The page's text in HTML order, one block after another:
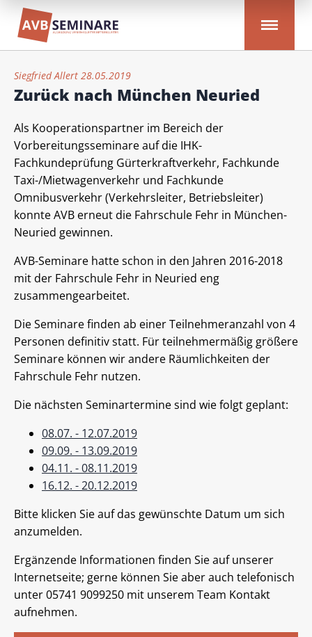
Siegfried Allert 28.05.2019
Zurück nach München Neuried
Als Kooperationspartner im Bereich der
Vorbereitungsseminare auf die IHK-
Fachkundeprüfung Gürterkraftverkehr, Fachkunde
Taxi-/Mietwagenverkehr und Fachkunde
Omnibusverkehr (Verkehrsleiter, Betriebsleiter)
konnte AVB erneut die Fahrschule Fehr in München-
Neuried gewinnen.
AVB-Seminare hatte schon in den Jahren 2016-2018
mit der Fahrschule Fehr in Neuried eng
zusammengearbeitet.
Die Seminare finden ab einer Teilnehmeranzahl von 4
Personen definitiv statt. Für teilnehmermäßig größere
Seminare können wir andere Räumlichkeiten der
Fahrschule Fehr nutzen.
Die nächsten Seminartermine sind wie folgt geplant:
08.07. - 12.07.2019
09.09. - 13.09.2019
04.11. - 08.11.2019
16.12. - 20.12.2019
Bitte klicken Sie auf das gewünschte Datum um sich
anzumelden.
Ergänzende Informationen finden Sie auf unserer
Internetseite; gerne können Sie aber auch telefonisch
unter 05741 9099250 mit unserem Team Kontakt
aufnehmen.